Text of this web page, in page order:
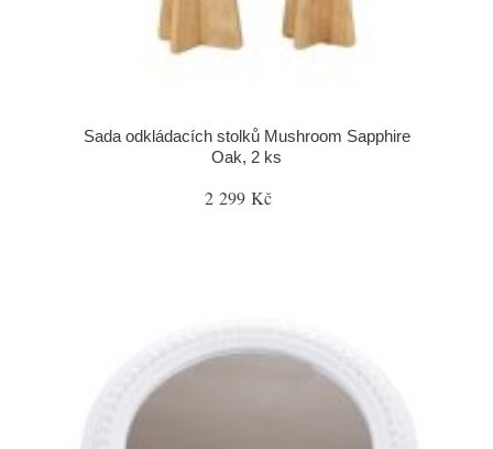
Sada odkládacích stolků Mushroom Sapphire
Oak, 2 ks
2 299 Kč